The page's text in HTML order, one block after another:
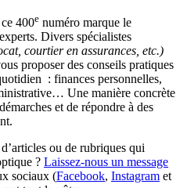
400e numéro marque le
Divers spécialistes
courtier en assurances, etc.)
proposer des conseils pratiques
: finances personnelles,
Une manière concrète
et de répondre à des
ou de rubriques qui
? Laissez-nous un message
sociaux (Facebook, Instagram et